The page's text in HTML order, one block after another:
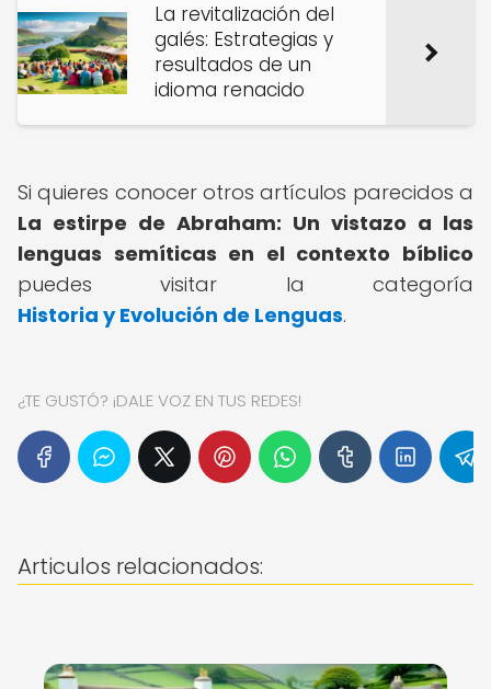
La revitalización del
galés: Estrategias y
resultados de un
idioma renacido
Si quieres conocer otros artículos parecidos a
La estirpe de Abraham: Un vistazo a las
lenguas semíticas en el contexto bíblico
puedes visitar la categoría
Historia y Evolución de Lenguas.
¿TE GUSTÓ? ¡DALE VOZ EN TUS REDES!
Articulos relacionados: